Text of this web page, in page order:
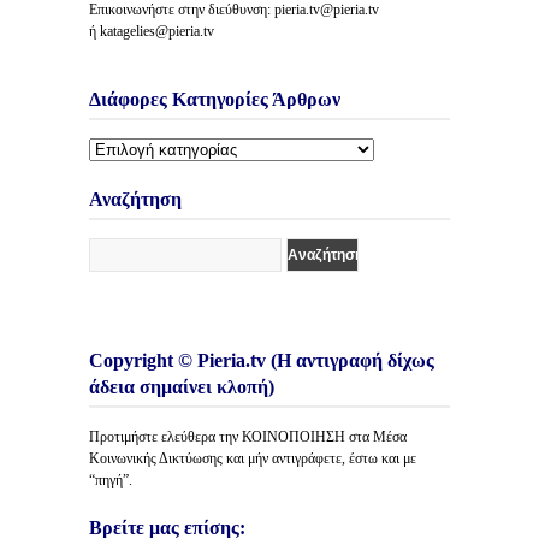
Επικοινωνήστε στην διεύθυνση: pieria.tv@pieria.tv
ή katagelies@pieria.tv
Διάφορες Κατηγορίες Άρθρων
Διάφορες
Άρθρων
Αναζήτηση
Copyright © Pieria.tv (Η αντιγραφή δίχως
άδεια σημαίνει κλοπή)
Προτιμήστε ελεύθερα την ΚΟΙΝΟΠΟΙΗΣΗ στα Μέσα
Κοινωνικής Δικτύωσης και μήν αντιγράφετε, έστω και με
“πηγή”.
Βρείτε μας επίσης: